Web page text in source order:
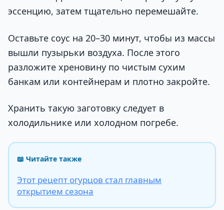
эссенцию, затем тщательно перемешайте.
Оставьте соус на 20–30 минут, чтобы из массы
вышли пузырьки воздуха. После этого
разложите хреновину по чистым сухим
банкам или контейнерам и плотно закройте.
Хранить такую заготовку следует в
холодильнике или холодном погребе.
📖 Читайте также
Этот рецепт огурцов стал главным
открытием сезона